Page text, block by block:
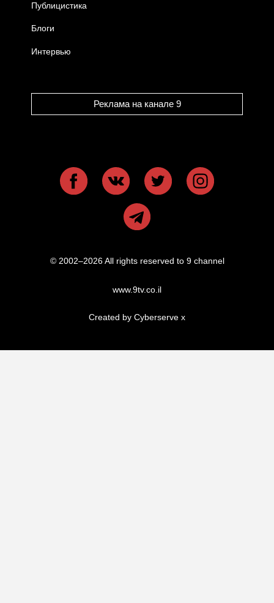
Публицистика
Блоги
Интервью
Реклама на канале 9
© 2002–2026 All rights reserved to 9 channel
www.9tv.co.il
Created by Cyberserve x